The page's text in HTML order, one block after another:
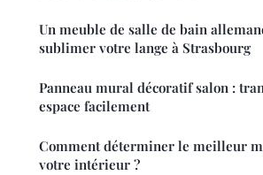
Un meuble de salle de bain
sublimer votre lange à Strasbourg
Panneau mural décoratif salon :
espace facilement
Comment déterminer le meilleur
votre intérieur ?